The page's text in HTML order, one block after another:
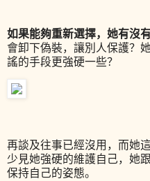
如果能夠重新選擇，她有沒
會卸下偽裝，讓別人保護？
謠的手段更強硬一些？
再談及往事已經沒用，而她
少見她強硬的維護自己，她
保持自己的姿態。